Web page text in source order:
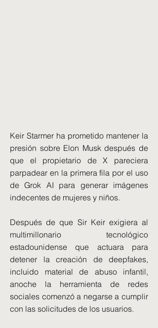
Keir Starmer ha prometido mantener la
presión sobre Elon Musk después de
que el propietario de X pareciera
parpadear en la primera fila por el uso
de Grok AI para generar imágenes
indecentes de mujeres y niños.
Después de que Sir Keir exigiera al
multimillonario tecnológico
estadounidense que actuara para
detener la creación de deepfakes,
incluido material de abuso infantil,
anoche la herramienta de redes
sociales comenzó a negarse a cumplir
con las solicitudes de los usuarios.